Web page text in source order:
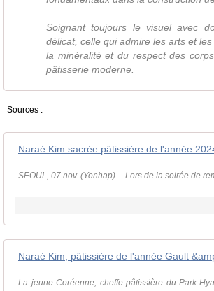
Soignant toujours le visuel avec
délicat, celle qui admire les arts et
la minéralité et du respect des
pâtisserie moderne.
Sources :
SEOUL, 07 nov. (Yonhap) -- Lors de la soirée de
Naraé Kim, pâtissière de l'année Gault
La jeune Coréenne, cheffe pâtissière du Park-